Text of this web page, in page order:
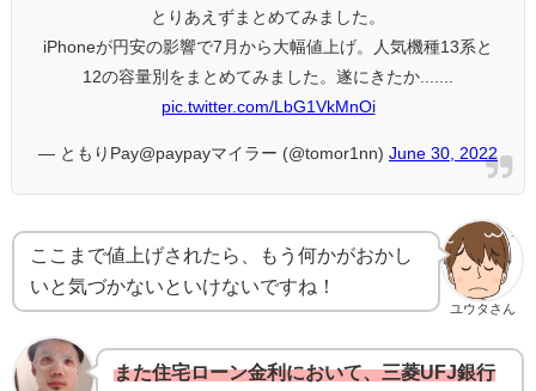
とりあえずまとめてみました。
iPhoneが円安の影響で7月から大幅値上げ。人気機種13系と
12の容量別をまとめてみました。遂にきたか.......
pic.twitter.com/LbG1VkMnOi
— ともりPay@paypayマイラー (@tomor1nn) June 30, 2022
ユウタさん
ここまで値上げされたら、もう何かがおかし
いと気づかないといけないですね！
また住宅ローン金利において、三菱UFJ銀行